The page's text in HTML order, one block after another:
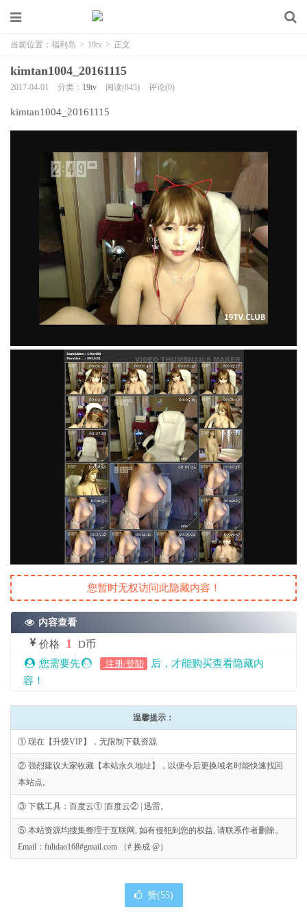
当前位置： 福利岛 > 19tv > 正文
kimtan1004_20161115
2017-04-01 分类： 19tv 阅读(845) 评论(0)
kimtan1004_20161115
您暂时无权访问此隐藏内容！
内容查看
价格 1
D币
您需要先
注册/登陆
后，才能购买查看隐藏内
容！
温馨提示：
① 现在【升级VIP】，无限制下载资源
② 强烈建议大家收藏【本站永久地址】，以便今后更换域名时能快速找回
本站点。
③ 下载工具：百度云① |百度云② | 迅雷。
⑤ 本站资源均搜集整理于互联网, 如有侵犯到您的权益, 请联系作者删除。
Email：fulidao168#gmail.com （# 换成 @）
赞(55)